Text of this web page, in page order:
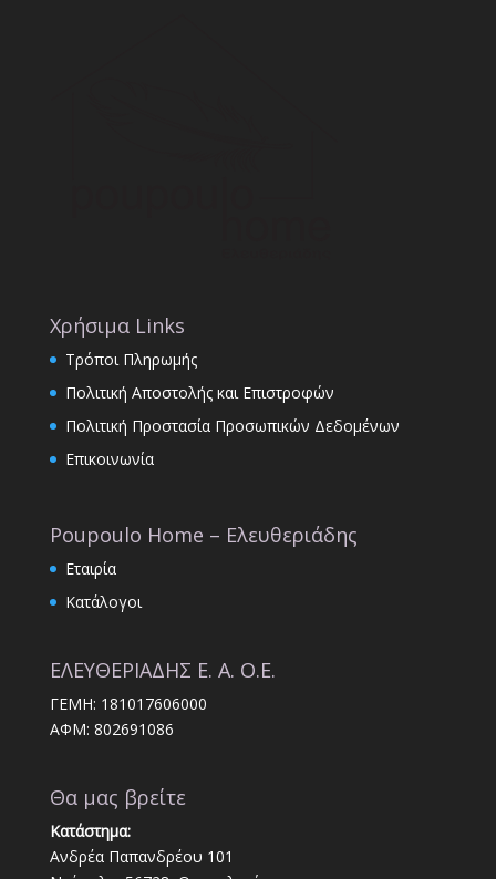
Χρήσιμα Links
Τρόποι Πληρωμής
Πολιτική Αποστολής και Επιστροφών
Πολιτική Προστασία Προσωπικών Δεδομένων
Επικοινωνία
Poupoulo Home – Ελευθεριάδης
Εταιρία
Κατάλογοι
ΕΛΕΥΘΕΡΙΑΔΗΣ Ε. Α. Ο.Ε.
ΓΕΜΗ: 181017606000
ΑΦΜ: 802691086
Θα μας βρείτε
Κατάστημα:
Ανδρέα Παπανδρέου 101